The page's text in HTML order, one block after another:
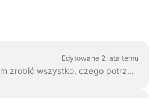
Edytowane 2 lata temu
Grupowanie tekstu jest najlepszym rozwiązaniem. W 99% przypadków można z nim zrobić wszystko, czego potrzebujesz. Czasami jednak możesz chcieć utworzyć jedną lub dwie...